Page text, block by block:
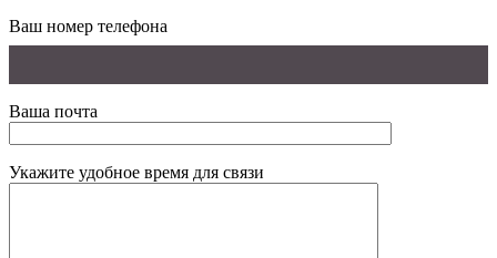
Ваш номер телефона
Ваша почта
Укажите удобное время для связи